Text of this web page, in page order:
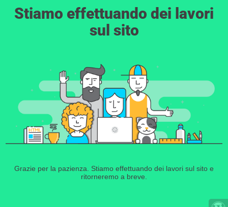
Stiamo effettuando dei lavori
sul sito
Grazie per la pazienza. Stiamo effettuando dei lavori sul sito e
ritorneremo a breve.